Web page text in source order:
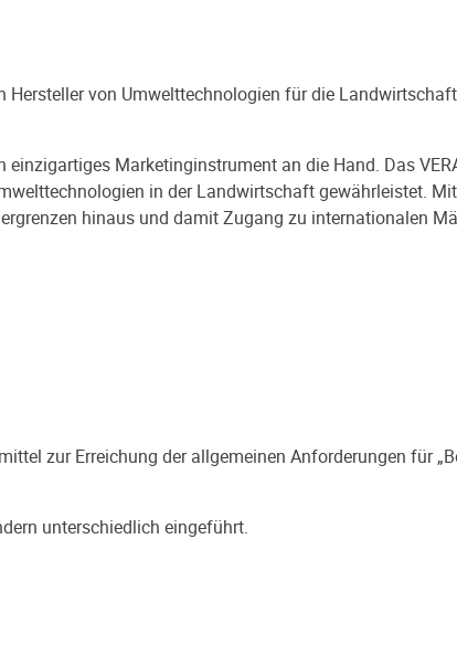
Hersteller von Umwelttechnologien für die
einzigartiges Marketinginstrument an die Hand. Das
in der Landwirtschaft gewährleistet.
hinaus und damit Zugang zu internationalen
zur Erreichung der allgemeinen Anforderungen für
unterschiedlich eingeführt.